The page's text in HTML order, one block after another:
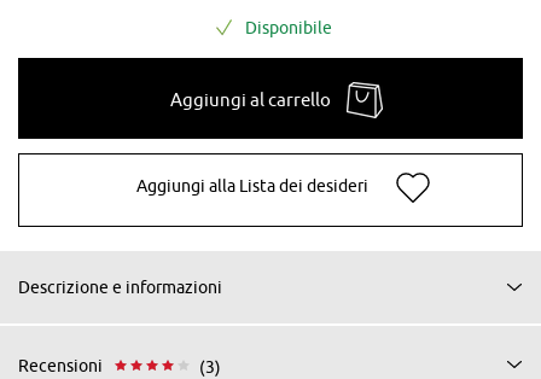
Disponibile
Aggiungi al carrello
Aggiungi alla Lista dei desideri
Descrizione e informazioni
Recensioni (3)